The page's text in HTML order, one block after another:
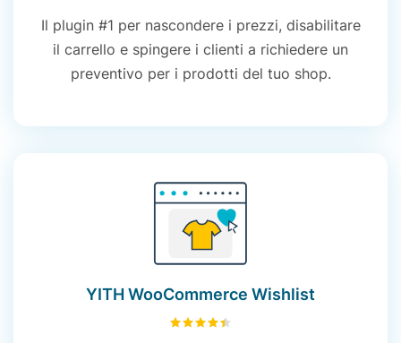
Il plugin #1 per nascondere i prezzi, disabilitare
il carrello e spingere i clienti a richiedere un
preventivo per i prodotti del tuo shop.
YITH WooCommerce Wishlist